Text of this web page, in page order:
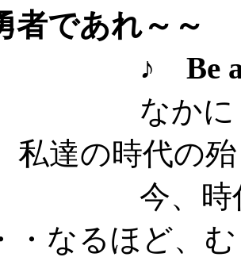
者であれ～～
し礼＆
私達の時代の
代を超
・なるほど、